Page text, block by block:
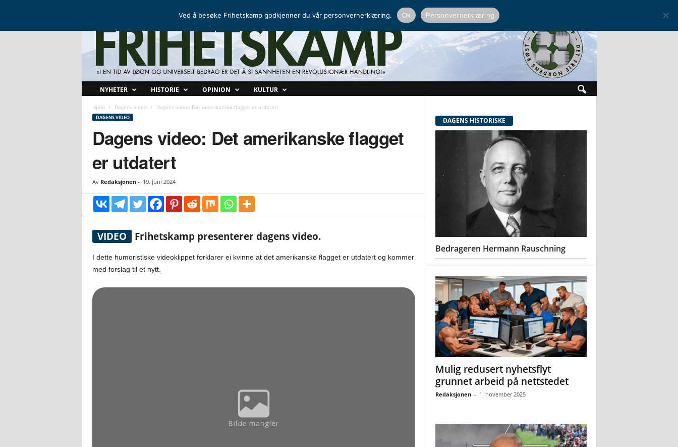
r
p
NYHETER HISTORIE OPINION KULTUR
Hjem Dagens video Dagens video: Det amerikanske flagget er utdatert
DAGENS VIDEO
Dagens video: Det amerikanske flagget
er utdatert
Av Redaksjonen- 19. juni 2024
VIDEO Frihetskamp presenterer dagens video.
I dette humoristiske videoklippet forklarer ei kvinne at det amerikanske flagget er utdatert og kommer
med forslag til et nytt.
DAGENS HISTORISKE
Bedrageren Hermann Rauschning
Mulig redusert nyhetsflyt
grunnet arbeid på nettstedet
Redaksjonen - 1. november 2025
Ved å besøke Frihetskamp godkjenner du vår personvernerklæring. Ok Personvernerklæring